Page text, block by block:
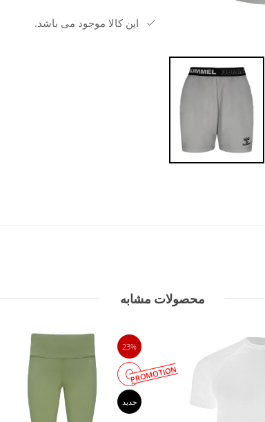
این کالا موجود می باشد.
محصولات مشابه
23%
PROMOTION
جدید